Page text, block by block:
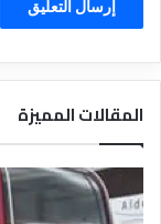
المقالات المميزة